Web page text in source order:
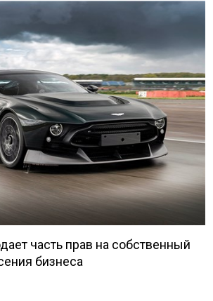
часть прав на собственный
бизнеса